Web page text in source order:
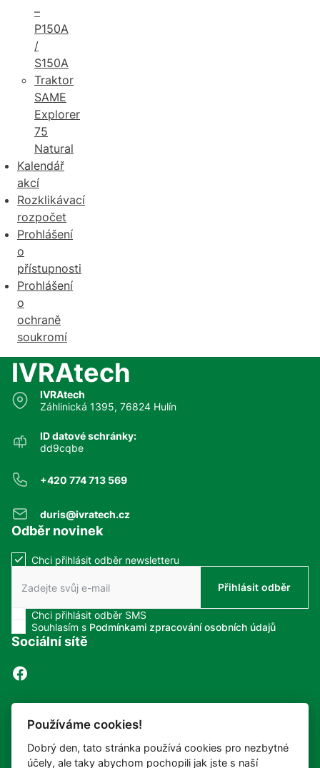
–
P150A
/
S150A
Traktor
SAME
Explorer
75
Natural
Kalendář
akcí
Rozklikávací
rozpočet
Prohlášení
o
přístupnosti
Prohlášení
o
ochraně
soukromí
IVRAtech
IVRAtech
Záhlinická 1395, 76824 Hulín
ID datové schránky:
dd9cqbe
+420 774 713 569
duris@ivratech.cz
Odběr novinek
Chci přihlásit odběr newsletteru
Přihlásit odběr
Chci přihlásit odběr SMS
Zaškrtnutím políčka souhlasíte se zasíláním SMS.
Souhlasím s Podmínkami zpracování osobních údajů
Sociální sítě
© 2026 IVRAtechVšechna práva vyhrazena
Snadné čtení
Používáme cookies!
Dobrý den, tato stránka používá cookies pro nezbytné
účely, ale taky abychom pochopili jak jste s naší